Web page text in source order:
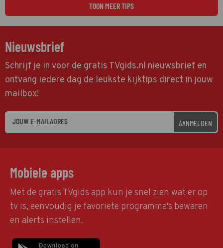
TOON MEER TIPS
Nieuwsbrief
Schrijf je in voor de gratis TVgids.nl nieuwsbrief en
ontvang iedere dag de leukste kijktips direct in jouw
mailbox!
AANMELDEN
Mobiele apps
Met de gratis TVgids app kun je snel zien wat er op
tv is, eenvoudig je favoriete programma's bewaren
en alerts instellen.